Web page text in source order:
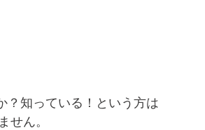
？知っている！という方は
せん。